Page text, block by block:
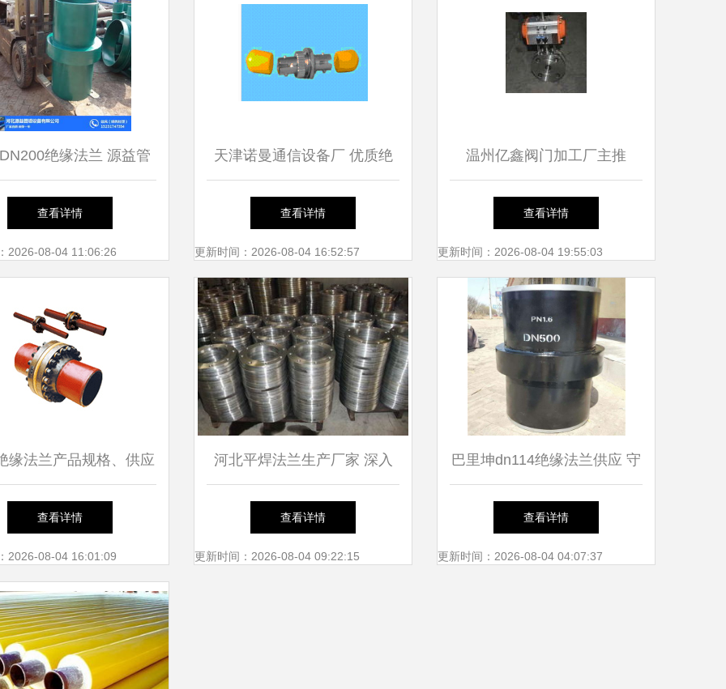
绝缘法兰 源益管
品质定义行业标杆
查看详情
2026-08-04 11:06:26
天津诺曼通信设备厂 优质绝
缘法兰及通信配件批发供应
查看详情
更新时间：2026-08-04 16:52:57
温州亿鑫阀门加工厂主推
Q41F铸钢球阀与WCB法兰球
阀 浮动式设计打造高品质管
道解决方案
查看详情
更新时间：2026-08-04 19:55:03
缘法兰产品规格、供应
厂家及壁厚详解
查看详情
2026-08-04 16:01:09
河北平焊法兰生产厂家 深入
解析绝缘法兰的关键作用与优
势
查看详情
更新时间：2026-08-04 09:22:15
巴里坤dn114绝缘法兰供应 守
护管道安全的关键组件
查看详情
更新时间：2026-08-04 04:07:37